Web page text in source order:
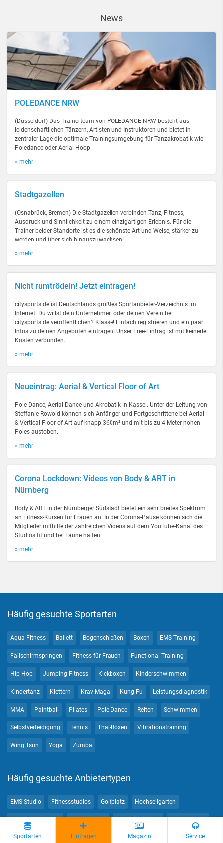
News
POLEDANCE NRW
(Düsseldorf) Das Trainerteam von POLEDANCE NRW besteht aus
leidenschaftlichen Tänzern, Artisten und Instruktoren und bietet in
zentraler Lage die optimale Trainingsumgebung für Tanzakrobatik wie
Poledance oder Aerial Hoop.
» mehr
Stadtgazellen
(Osnabrück, Bremen) Die Stadtgazellen verbinden Tanz, Fitness,
Ausdruck und Sinnlichkeit zu einem einzigartigen Erlebnis. Für die
Trainer beider Standorte ist es die schönste Art und Weise, stärker zu
werden und über sich hinauszuwachsen!
» mehr
Nicht rumtrödeln! Jetzt eintragen!
citysports.de ist Deutschlands größtes Sportanbieter-Verzeichnis im
Internet. Du willst dein Unternehmen oder deinen Verein bei
citysports.de veröffentlichen? Klasse! Einfach registrieren und ein paar
Infos zu deinen Angeboten eintragen. Unser Free-Eintrag ist mit keinerlei
Kosten verbunden.
» mehr
Neueintrag: Aerial & Vertical Floor of Art
Pole Dance, Aerial Dance und Akrobatik in Kassel. Unter der Leitung von
Steffanie Rowold können sich Anfänger und Fortgeschrittene bei Aerial
& Vertical Floor of Art auf knapp 360m² und mit bis zu 4 Meter hohen
Poles austoben.
» mehr
Corona Lockdown: Videos von Body & ART in
Nürnberg
Body & ART in der Nürnberger Südstadt bietet ein sehr breites Spektrum
an Fitness-Kursen für Frauen an. In der Corona-Pause können sich die
Mitglieder mithilfe der zahlreichen Videos auf dem YouTube-Kanal des
Studios fit und bei Laune halten.
» mehr
Häufig gesuchte Sportarten
Aqua-Fitness Ballett Bogenschießen Boxen EMS-Training
Fallschirmspringen Fitness für Frauen Functional Training
Hip Hop Jumping Fitness Kickboxen Kinderschwimmen
Kindertanz Klettern Krav Maga Kung Fu Leistungsdiagnostik
MMA Paintball Pilates Pole Dance Reiten Schwimmen
Selbstverteidigung Tennis Thai-Boxen Vibrationstraining
Wing Tsun Yoga Zumba
Häufig gesuchte Anbietertypen
EMS-Studio Fitnessstudios Golfplatz Hochseilgarten
Pole Dance-Studio Schwimmbad Schwimmschule Soccerhalle
Sportarten Eintragen Magazin Service